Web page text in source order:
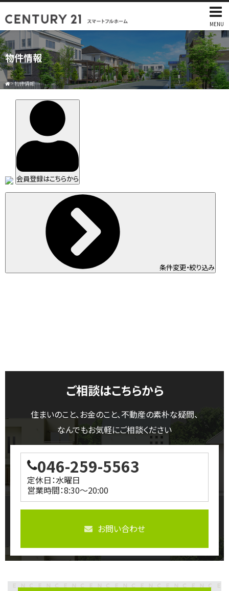
MENU
物件情報
>物件情報
会員登録はこちらから
条件変更・絞り込み
ご相談はこちらから
住まいのこと、お金のこと、不動産の素朴な疑問、
なんでもお気軽にご相談ください
046-259-5563
定休日：水曜日
営業時間：8:30～20:00
お問い合わせ